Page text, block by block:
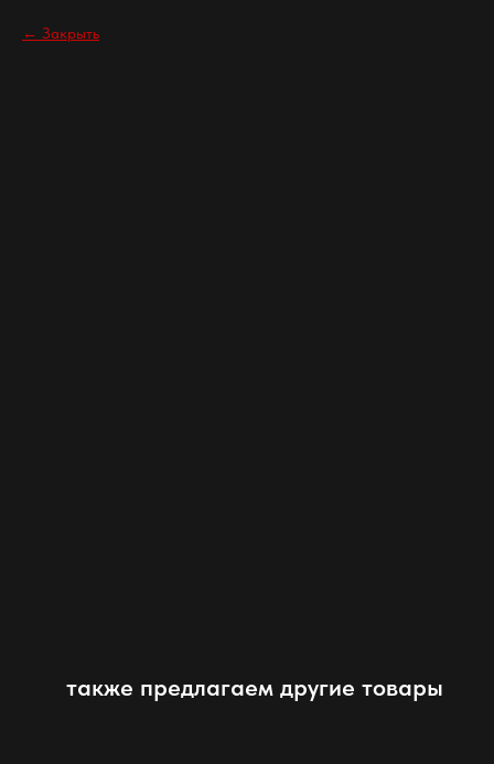
Закрыть
также предлагаем другие товары